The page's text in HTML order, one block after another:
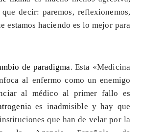
decir: paremos, reflexionemos,
estamos haciendo es lo mejor para
de paradigma. Esta «Medicina
al enfermo como un enemigo
al médico al primer fallo es
es inadmisible y hay que
que han de velar por la